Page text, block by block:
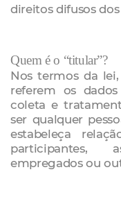
direitos difusos
Quem é o “titular”?
Nos termos da
referem os
coleta e
ser qualquer
estabeleça
participantes,
empregados ou